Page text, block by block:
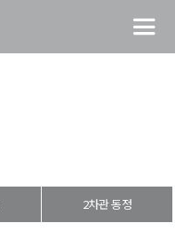
2차관 동정